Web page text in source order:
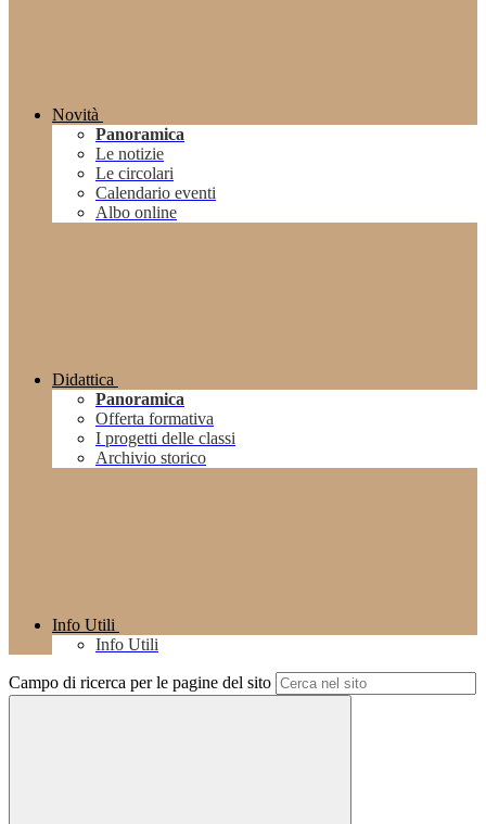
Novità
Panoramica
Le notizie
Le circolari
Calendario eventi
Albo online
Didattica
Panoramica
Offerta formativa
I progetti delle classi
Archivio storico
Info Utili
Info Utili
Campo di ricerca per le pagine del sito